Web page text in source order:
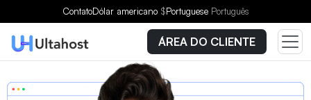
ContatoDólar americano $Portuguese Português
ÁREA DO CLIENTE